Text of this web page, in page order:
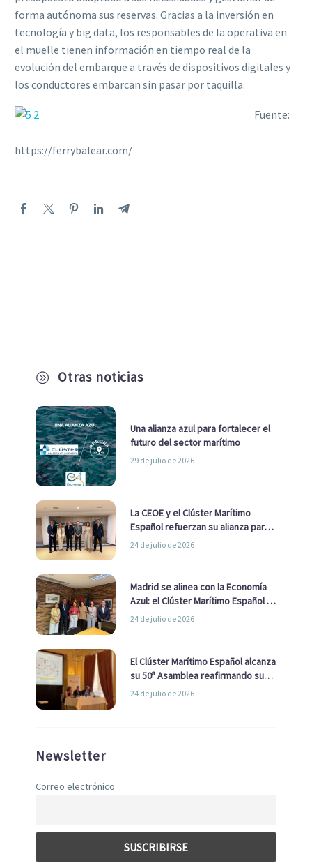
A Otras noticias
Una alianza azul para fortalecer el
futuro del sector marítimo
29 de julio de 2026
La CEOE y el Clúster Marítimo
Español refuerzan su alianza para
impulsar una estrategia Nacional
24 de julio de 2026
Madrid se alinea con la Economía
Azul: el Clúster Marítimo Español y
la Real Liga Naval avanzan alianzas
24 de julio de 2026
El Clúster Marítimo Español alcanza
su 50ª Asamblea reafirmando su
liderazgo en la Economía Azul
24 de julio de 2026
Newsletter
Correo electrónico
forma autónoma sus reservas. Gracias a la inversión en
tecnología y big data, los responsables de la operativa en
el muelle tienen información en tiempo real de la
evolución del embarque a través de dispositivos digitales y
los conductores embarcan sin pasar por taquilla.
Fuente:
https://ferrybalear.com/